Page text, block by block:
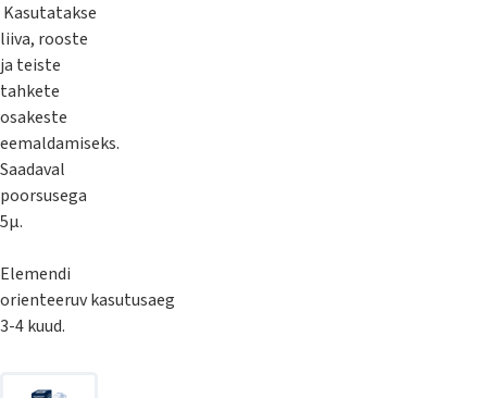
Kasutatakse
liiva, rooste
ja teiste
tahkete
osakeste
eemaldamiseks.
Saadaval
poorsusega
5µ.
Elemendi
orienteeruv kasutusaeg
3-4 kuud.